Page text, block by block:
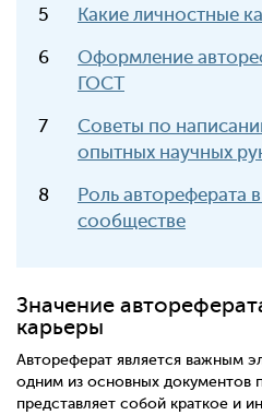
Какие личностные
Оформление
ГОСТ
Советы по
опытных научных
Роль автореферата
сообществе
Значение
карьеры
Автореферат является важным
одним из основных документов
представляет собой краткое и